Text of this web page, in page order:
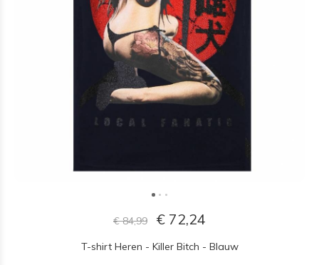
€ 84,99 € 72,24
T-shirt Heren - Killer Bitch - Blauw